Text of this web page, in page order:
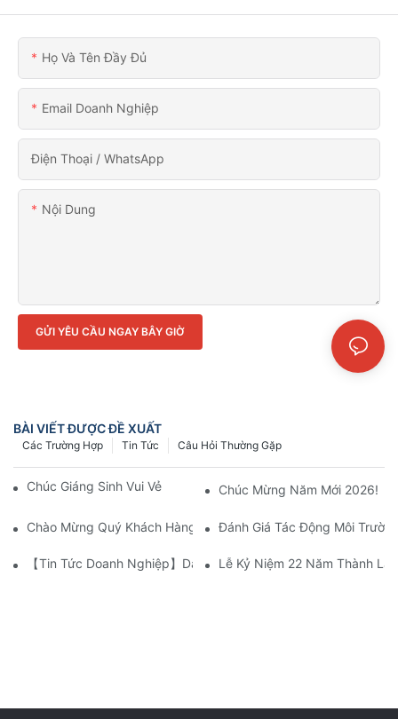
Họ Và Tên Đầy Đủ
Email Doanh Nghiệp
Điện Thoại / WhatsApp
Nội Dung
GỬI YÊU CẦU NGAY BÂY GIỜ
BÀI VIẾT ĐƯỢC ĐỀ XUẤT
Câu Hỏi Thường Gặp
Tin Tức
Các Trường Hợp
Chúc Giáng Sinh Vui Vẻ Và Năm Mới Thịnh Vượng!
Chúc Mừng Năm Mới 2026!
Chào Mừng Quý Khách Hàng Nga Đến Thăm Cơ Sở Sản Xuất
Đánh Giá Tác Động Môi
【Tin Tức Doanh Nghiệp】Dây Chuyền Cắt Ngang Tự Động
Lễ Kỷ Niệm 22 Năm Thành